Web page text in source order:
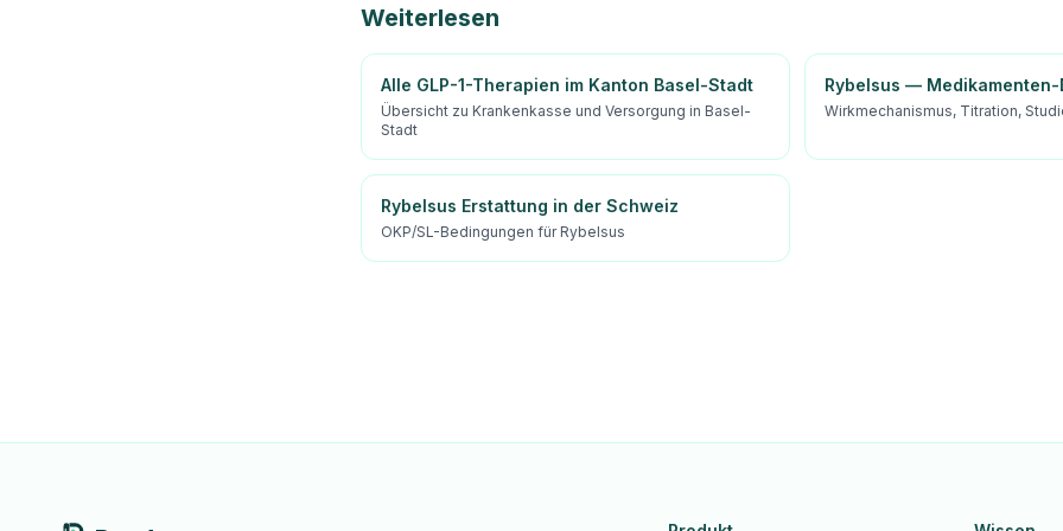
Weiterlesen
Alle GLP-1-Therapien im Kanton Basel-Stadt
Übersicht zu Krankenkasse und Versorgung in Basel-
Stadt
Rybelsus —
Wirkmechanismus, Titration,
Rybelsus Erstattung in der Schweiz
OKP/SL-Bedingungen für Rybelsus